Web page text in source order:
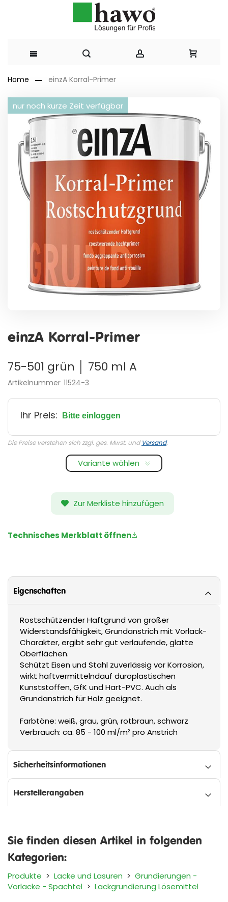
Inhalt
Home einzA Korral-Primer
Zum
Ende
Bildergalerie
springen
der
nur noch kurze Zeit verfügbar
einzA Korral-Primer
75-501 grün │ 750 ml A
Artikelnummer 11524-3
Ihr Preis: Bitte einloggen
Die Preise verstehen sich zzgl. ges. Mwst. und Versand.
Variante wählen
Zur Merkliste hinzufügen
Technisches Merkblatt öffnen
Eigenschaften
Rostschützender Haftgrund von großer
Widerstandsfähigkeit, Grundanstrich mit Vorlack-
Charakter, ergibt sehr gut verlaufende, glatte
Oberflächen.
Schützt Eisen und Stahl zuverlässig vor Korrosion,
wirkt haftvermittelndauf duroplastischen
Kunststoffen, GfK und Hart-PVC. Auch als
Grundanstrich für Holz geeignet.
Farbtöne: weiß, grau, grün, rotbraun, schwarz
Verbrauch: ca. 85 - 100 ml/m² pro Anstrich
Sicherheitsinformationen
Herstellerangaben
Sie finden diesen Artikel in folgenden
Kategorien:
Produkte > Lacke und Lasuren > Grundierungen -
Vorlacke - Spachtel > Lackgrundierung Lösemittel